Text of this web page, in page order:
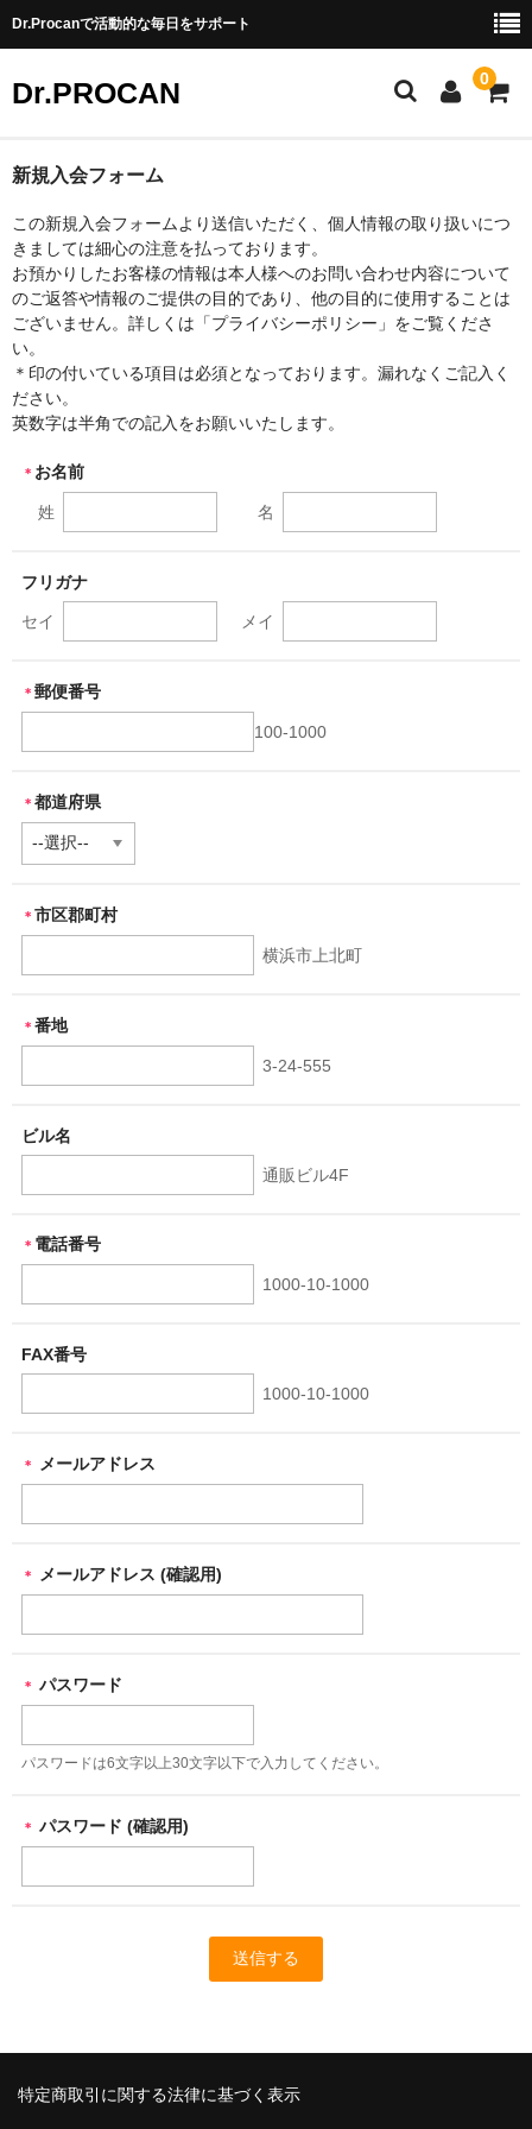
Dr.Procanで活動的な毎日をサポート
Dr.PROCAN 0
非変性Ⅱ型コラーゲン
プロテオグリカン
新規入会フォーム
この新規入会フォームより送信いただく、個人情報の取り扱いにつ
きましては細心の注意を払っております。
お預かりしたお客様の情報は本人様へのお問い合わせ内容について
のご返答や情報のご提供の目的であり、他の目的に使用することは
ございません。詳しくは「プライバシーポリシー」をご覧くださ
い。
＊印の付いている項目は必須となっております。漏れなくご記入く
ださい。
英数字は半角での記入をお願いいたします。
＊ お名前
姓 名
フリガナ
セイ メイ
＊ 郵便番号
100-1000
＊ 都道府県
＊ 市区郡町村
横浜市上北町
＊ 番地
3-24-555
ビル名
通販ビル4F
＊ 電話番号
1000-10-1000
FAX番号
1000-10-1000
＊ メールアドレス
＊ メールアドレス (確認用)
＊ パスワード
パスワードは6文字以上30文字以下で入力してください。
＊ パスワード (確認用)
特定商取引に関する法律に基づく表示